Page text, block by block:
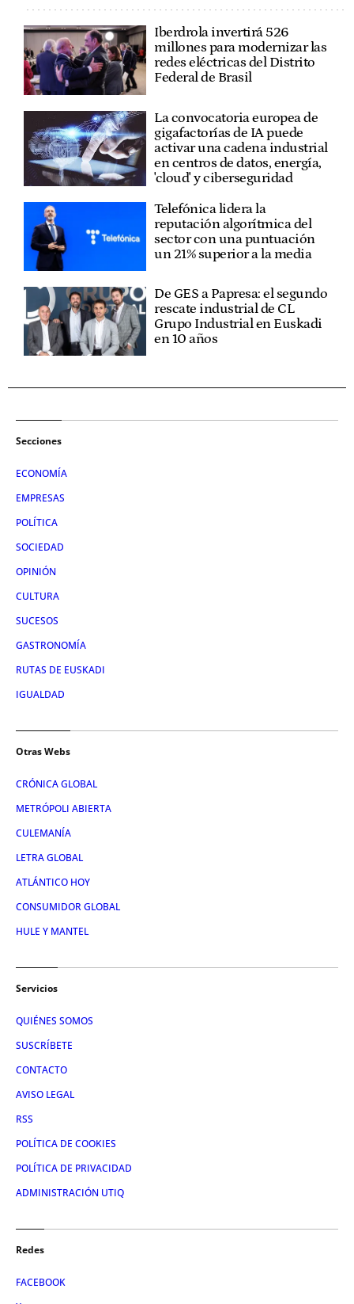
Iberdrola invertirá 526
millones para modernizar las
redes eléctricas del Distrito
Federal de Brasil
La convocatoria europea de
gigafactorías de IA puede
activar una cadena industrial
en centros de datos, energía,
'cloud' y ciberseguridad
Telefónica lidera la
reputación algorítmica del
sector con una puntuación
un 21% superior a la media
De GES a Papresa: el segundo
rescate industrial de CL
Grupo Industrial en Euskadi
en 10 años
Secciones
ECONOMÍA
EMPRESAS
POLÍTICA
SOCIEDAD
OPINIÓN
CULTURA
SUCESOS
GASTRONOMÍA
RUTAS DE EUSKADI
IGUALDAD
Otras Webs
CRÓNICA GLOBAL
METRÓPOLI ABIERTA
CULEMANÍA
LETRA GLOBAL
ATLÁNTICO HOY
CONSUMIDOR GLOBAL
HULE Y MANTEL
Servicios
QUIÉNES SOMOS
SUSCRÍBETE
CONTACTO
AVISO LEGAL
RSS
POLÍTICA DE COOKIES
POLÍTICA DE PRIVACIDAD
ADMINISTRACIÓN UTIQ
Redes
FACEBOOK